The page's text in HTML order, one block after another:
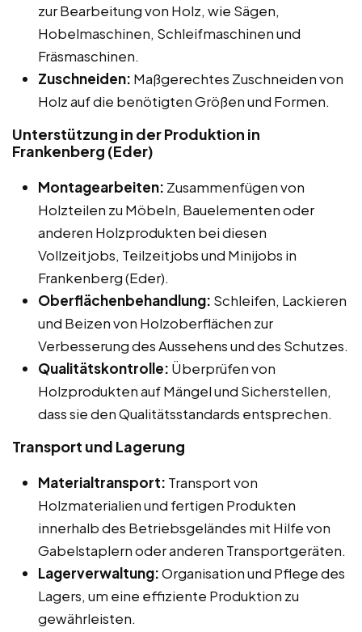
zur Bearbeitung von Holz, wie Sägen,
Hobelmaschinen, Schleifmaschinen und
Fräsmaschinen.
Zuschneiden: Maßgerechtes Zuschneiden von
Holz auf die benötigten Größen und Formen.
Unterstützung in der Produktion in
Frankenberg (Eder)
Montagearbeiten: Zusammenfügen von
Holzteilen zu Möbeln, Bauelementen oder
anderen Holzprodukten bei diesen
Vollzeitjobs, Teilzeitjobs und Minijobs in
Frankenberg (Eder).
Oberflächenbehandlung: Schleifen, Lackieren
und Beizen von Holzoberflächen zur
Verbesserung des Aussehens und des Schutzes.
Qualitätskontrolle: Überprüfen von
Holzprodukten auf Mängel und Sicherstellen,
dass sie den Qualitätsstandards entsprechen.
Transport und Lagerung
Materialtransport: Transport von
Holzmaterialien und fertigen Produkten
innerhalb des Betriebsgeländes mit Hilfe von
Gabelstaplern oder anderen Transportgeräten.
Lagerverwaltung:Organisation und Pflege des
Lagers, um eine effiziente Produktion zu
gewährleisten.